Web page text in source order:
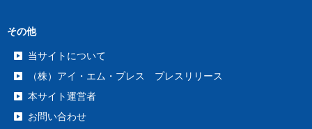
その他
当サイトについて
（株）アイ・エム・プレス プレスリリース
本サイト運営者
お問い合わせ